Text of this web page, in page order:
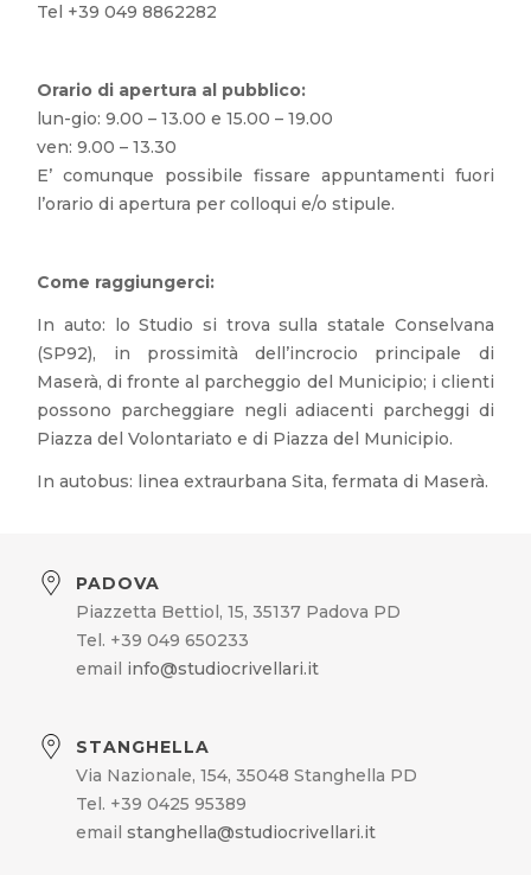
Tel +39 049 8862282
Orario di apertura al pubblico:
lun-gio: 9.00 – 13.00 e 15.00 – 19.00
ven: 9.00 – 13.30
E’ comunque possibile fissare appuntamenti fuori
l’orario di apertura per colloqui e/o stipule.
Come raggiungerci:
In auto: lo Studio si trova sulla statale Conselvana
(SP92), in prossimità dell’incrocio principale di
Maserà, di fronte al parcheggio del Municipio; i clienti
possono parcheggiare negli adiacenti parcheggi di
Piazza del Volontariato e di Piazza del Municipio.
In autobus: linea extraurbana Sita, fermata di Maserà.
PADOVA
Piazzetta Bettiol, 15, 35137 Padova PD
Tel. +39 049 650233
email info@studiocrivellari.it
STANGHELLA
Via Nazionale, 154, 35048 Stanghella PD
Tel. +39 0425 95389
emailstanghella@studiocrivellari.it